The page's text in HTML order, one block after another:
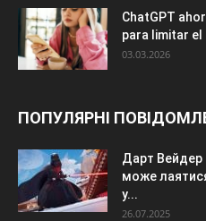
ChatGPT
para limitar el
03.03.2026
ПОПУЛЯРНІ
Дарт Вейдер
може
у...
26.07.2025